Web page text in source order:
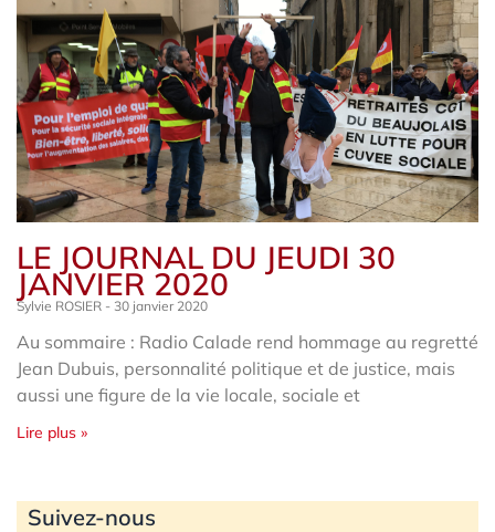
LE JOURNAL DU JEUDI 30
JANVIER 2020
Sylvie ROSIER 30 janvier 2020
Au sommaire : Radio Calade rend hommage au regretté
Jean Dubuis, personnalité politique et de justice, mais
aussi une figure de la vie locale, sociale et
Lire plus »
Suivez-nous
Archives